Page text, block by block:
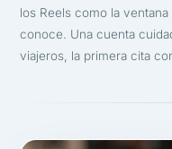
los Reels como la
conoce. Una cuenta
viajeros, la primera cita